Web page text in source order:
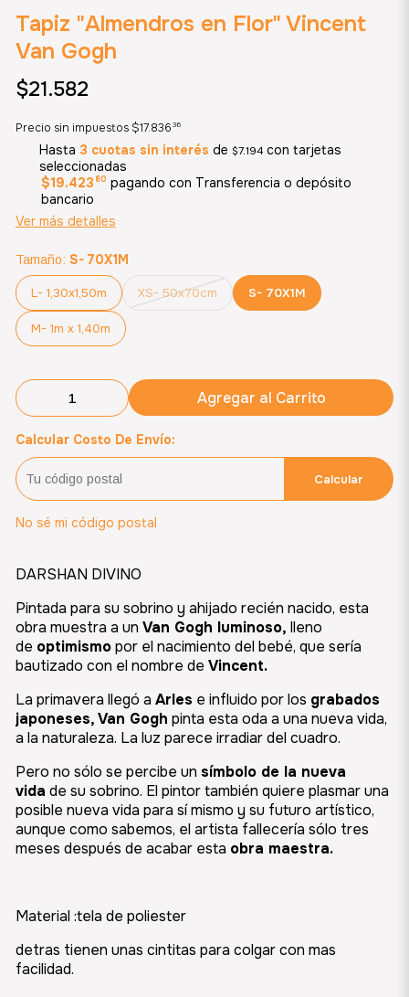
Tapiz "Almendros en Flor" Vincent
Van Gogh
$21.582
Precio sin impuestos $17.836 36
Hasta3 cuotas sin interés de $7.194 con tarjetas
seleccionadas
$19.423 80 pagando con Transferencia o depósito
bancario
Ver más detalles
Tamaño: S- 70X1M
L- 1,30x1,50m XS- 50x70cm S- 70X1M
M- 1m x 1,40m
Agregar al Carrito
Calcular Costo De Envío:
Calcular
No sé mi código postal
DARSHAN DIVINO
Pintada para su sobrino y ahijado recién nacido, esta
obra muestra a un Van Gogh luminoso, lleno
de optimismopor el nacimiento del bebé, que sería
bautizado con el nombre de Vincent.
La primavera llegó a Arles e influido por los grabados
japoneses, Van Gogh pinta esta oda a una nueva vida,
a la naturaleza. La luz parece irradiar del cuadro.
Pero no sólo se percibe un símbolo de la nueva
vida de su sobrino. El pintor también quiere plasmar una
posible nueva vida para sí mismo y su futuro artístico,
aunque como sabemos, el artista fallecería sólo tres
meses después de acabar esta obra maestra.
Material :tela de poliester
detras tienen unas cintitas para colgar con mas
facilidad.